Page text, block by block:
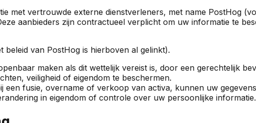
met vertrouwde externe dienstverleners, met name PostHog
aanbieders zijn contractueel verplicht om uw informatie te
beleid van PostHog is hierboven al gelinkt).
maken als dit wettelijk vereist is, door een gerechtelijk
veiligheid of eigendom te beschermen.
een fusie, overname of verkoop van activa, kunnen uw
in eigendom of controle over uw persoonlijke informatie.